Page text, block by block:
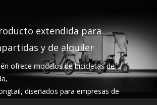
extendida para
y de alquiler
ofrece modelos de bicicletas de
diseñados para empresas de